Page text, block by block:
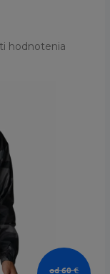
hodnotenia
od 60 €